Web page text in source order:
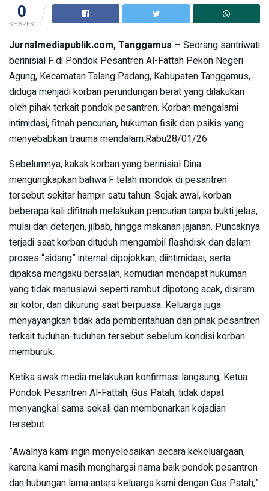
0
SHARES
Jurnalmediapublik.com, ‎Tanggamus – Seorang santriwati
berinisial F di Pondok Pesantren Al-Fattah Pekon Negeri
Agung, Kecamatan Talang Padang, Kabupaten Tanggamus,
diduga menjadi korban perundungan berat yang dilakukan
oleh pihak terkait pondok pesantren. Korban mengalami
intimidasi, fitnah pencurian, hukuman fisik dan psikis yang
menyebabkan trauma mendalam.Rabu28/01/26
‎Sebelumnya, kakak korban yang berinisial Dina
mengungkapkan bahwa F telah mondok di pesantren
tersebut sekitar hampir satu tahun. Sejak awal, korban
beberapa kali difitnah melakukan pencurian tanpa bukti jelas,
mulai dari deterjen, jilbab, hingga makanan jajanan. Puncaknya
terjadi saat korban dituduh mengambil flashdisk dan dalam
proses “sidang” internal dipojokkan, diintimidasi, serta
dipaksa mengaku bersalah, kemudian mendapat hukuman
yang tidak manusiawi seperti rambut dipotong acak, disiram
air kotor, dan dikurung saat berpuasa. Keluarga juga
menyayangkan tidak ada pemberitahuan dari pihak pesantren
terkait tuduhan-tuduhan tersebut sebelum kondisi korban
memburuk.
‎Ketika awak media melakukan konfirmasi langsung, Ketua
Pondok Pesantren Al-Fattah, Gus Patah, tidak dapat
menyangkal sama sekali dan membenarkan kejadian
tersebut.
‎”Awalnya kami ingin menyelesaikan secara kekeluargaan,
karena kami masih menghargai nama baik pondok pesantren
dan hubungan lama antara keluarga kami dengan Gus Patah,”